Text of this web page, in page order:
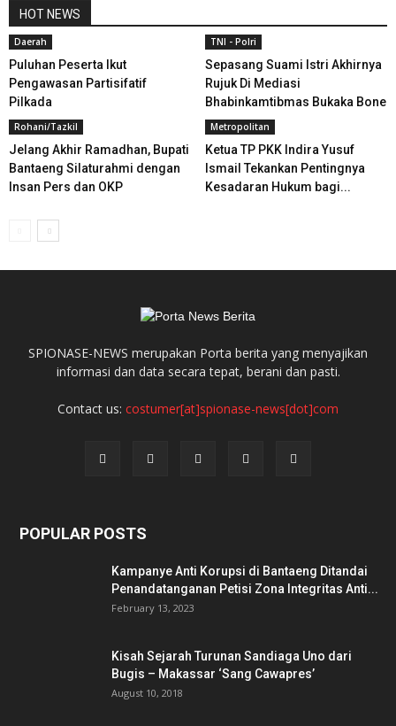
HOT NEWS
Daerah
Puluhan Peserta Ikut
Pengawasan Partisifatif
Pilkada
TNI - Polri
Sepasang Suami Istri Akhirnya
Rujuk Di Mediasi
Bhabinkamtibmas Bukaka Bone
Rohani/Tazkil
Jelang Akhir Ramadhan, Bupati
Bantaeng Silaturahmi dengan
Insan Pers dan OKP
Metropolitan
Ketua TP PKK Indira Yusuf
Ismail Tekankan Pentingnya
Kesadaran Hukum bagi...
SPIONASE-NEWS merupakan Porta berita yang menyajikan
informasi dan data secara tepat, berani dan pasti.
Contact us: costumer[at]spionase-news[dot]com
POPULAR POSTS
Kampanye Anti Korupsi di Bantaeng Ditandai
Penandatanganan Petisi Zona Integritas Anti...
February 13, 2023
Kisah Sejarah Turunan Sandiaga Uno dari
Bugis – Makassar ‘Sang Cawapres’
August 10, 2018